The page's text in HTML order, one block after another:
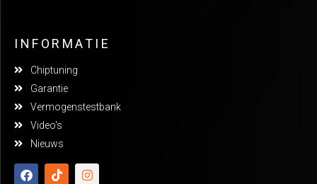
INFORMATIE
Chiptuning
Garantie
Vermogenstestbank
Video's
Nieuws